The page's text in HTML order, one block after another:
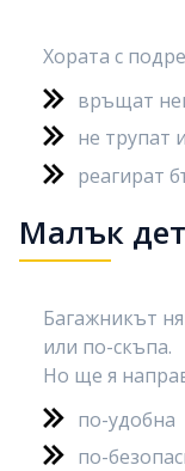
Хората с
връщат
не трупат
реагират
Малък
Багажникът
или по-скъпа.
Но ще я
по-удобна
по-